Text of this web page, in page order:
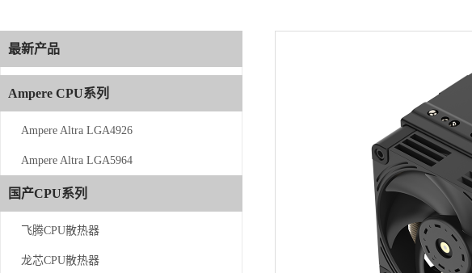
最新产品
Ampere CPU系列
Ampere Altra LGA4926
Ampere Altra LGA5964
国产CPU系列
飞腾CPU散热器
龙芯CPU散热器
最新产品
Ampere CPU系列
Ampere Altra LGA4926
Ampere Altra LGA5964
国产CPU系列
飞腾CPU散热器
龙芯CPU散热器